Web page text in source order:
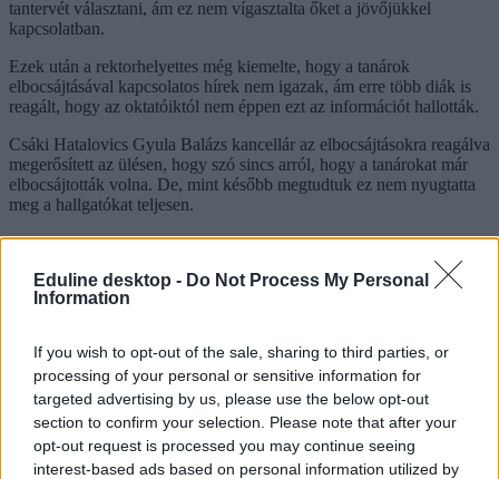
Eduline desktop - Do Not Process My Personal
Information
If you wish to opt-out of the sale, sharing to third parties, or
processing of your personal or sensitive information for
targeted advertising by us, please use the below opt-out
section to confirm your selection. Please note that after your
opt-out request is processed you may continue seeing
interest-based ads based on personal information utilized by
tantervét választani, ám ez nem vígasztalta őket a jövőjükkel
kapcsolatban.
Ezek után a rektorhelyettes még kiemelte, hogy a tanárok
elbocsájtásával kapcsolatos hírek nem igazak, ám erre több diák is
reagált, hogy az oktatóiktól nem éppen ezt az információt hallották.
Csáki Hatalovics Gyula Balázs kancellár az elbocsájtásokra reagálva
megerősített az ülésen, hogy szó sincs arról, hogy a tanárokat már
elbocsájtották volna. De, mint később megtudtuk ez nem nyugtatta
meg a hallgatókat teljesen.
Egy a KáBé önszerveződő csoport által készített matricái közül.
A szenátusi ülés után arról kérdeztük a megjelent diákokat, hogy
lesz-e folytatása a KáBé által szervezett megmozdulásoknak annak
fényében, hogy nem érezték azt, hogy igazán figyelnének rájuk. A
mozgalom szervezői megerősítették, hogy lesz folytatás, nem
hagyják annyiban a harcot és továbbra is kulturált keretek között
fogják az egyetem vezetése felé közölni a véleményüket.